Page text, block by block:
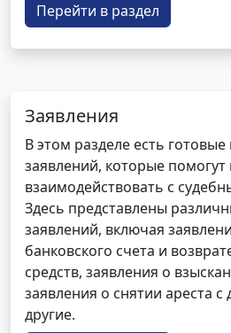
Перейти в раздел
Заявления
В этом разделе есть
заявлений, которые
взаимодействовать с
Здесь представлены
заявлений, включая
банковского счета и
средств, заявления о
заявления о снятии ареста с
другие.